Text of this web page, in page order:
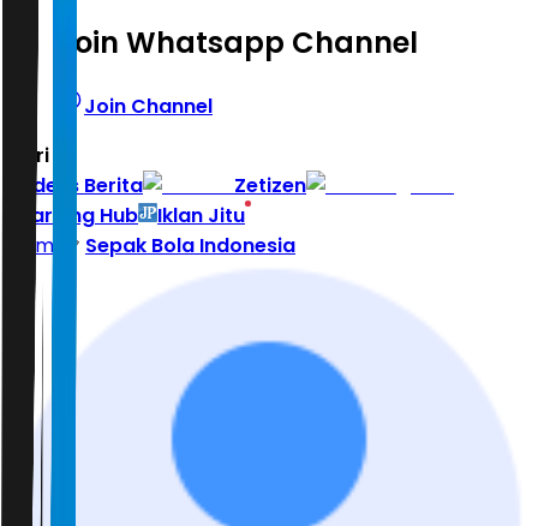
Join Whatsapp Channel
Join Channel
Hari ini
Indeks Berita
Zetizen
Learning Hub
Iklan Jitu
Home
Sepak Bola Indonesia